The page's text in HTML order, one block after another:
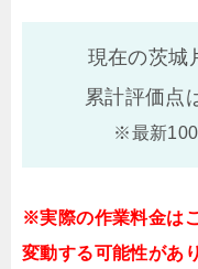
現在の茨城
累計評価点
※最新
※実際の作業料金は
変動する可能性があ